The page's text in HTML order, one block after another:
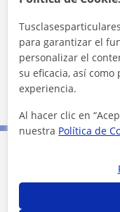
10 km
Contacta
para garantizar el
personalizar el
su eficacia, así
experiencia.
Al hacer clic en
nuestra Política de